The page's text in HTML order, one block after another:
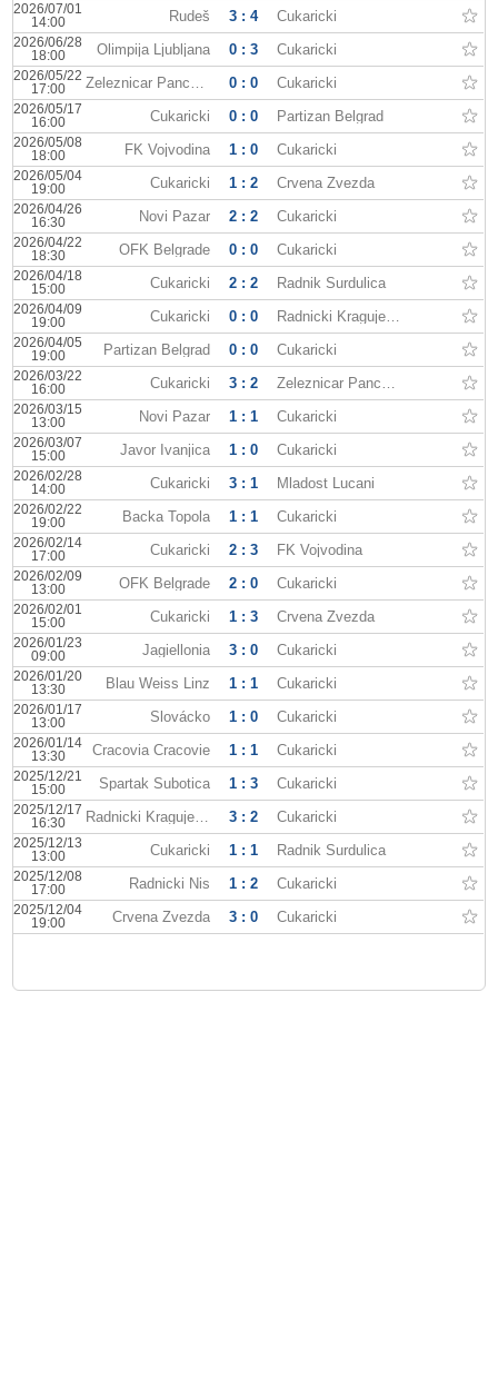
2026/07/01
14:00
Rudeš 3 : 4 Cukaricki
2026/06/28
18:00
Olimpija Ljubljana 0 : 3 Cukaricki
2026/05/22
17:00
Zeleznicar Pancevo 0 : 0 Cukaricki
2026/05/17
16:00
Cukaricki 0 : 0 Partizan Belgrad
2026/05/08
18:00
FK Vojvodina 1 : 0 Cukaricki
2026/05/04
19:00
Cukaricki 1 : 2 Crvena Zvezda
2026/04/26
16:30
Novi Pazar 2 : 2 Cukaricki
2026/04/22
18:30
OFK Belgrade 0 : 0 Cukaricki
2026/04/18
15:00
Cukaricki 2 : 2 Radnik Surdulica
2026/04/09
19:00
Cukaricki 0 : 0 Radnicki Kragujevac
2026/04/05
19:00
Partizan Belgrad 0 : 0 Cukaricki
2026/03/22
16:00
Cukaricki 3 : 2 Zeleznicar Pancevo
2026/03/15
13:00
Novi Pazar 1 : 1 Cukaricki
2026/03/07
15:00
Javor Ivanjica 1 : 0 Cukaricki
2026/02/28
14:00
Cukaricki 3 : 1 Mladost Lucani
2026/02/22
19:00
Backa Topola 1 : 1 Cukaricki
2026/02/14
17:00
Cukaricki 2 : 3 FK Vojvodina
2026/02/09
13:00
OFK Belgrade 2 : 0 Cukaricki
2026/02/01
15:00
Cukaricki 1 : 3 Crvena Zvezda
2026/01/23
09:00
Jagiellonia 3 : 0 Cukaricki
2026/01/20
13:30
Blau Weiss Linz 1 : 1 Cukaricki
2026/01/17
13:00
Slovácko 1 : 0 Cukaricki
2026/01/14
13:30
Cracovia Cracovie 1 : 1 Cukaricki
2025/12/21
15:00
Spartak Subotica 1 : 3 Cukaricki
2025/12/17
16:30
Radnicki Kragujevac 3 : 2 Cukaricki
2025/12/13
13:00
Cukaricki 1 : 1 Radnik Surdulica
2025/12/08
17:00
Radnicki Nis 1 : 2 Cukaricki
2025/12/04
19:00
Crvena Zvezda 3 : 0 Cukaricki